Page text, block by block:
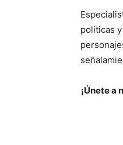
políticas
¡Únete a